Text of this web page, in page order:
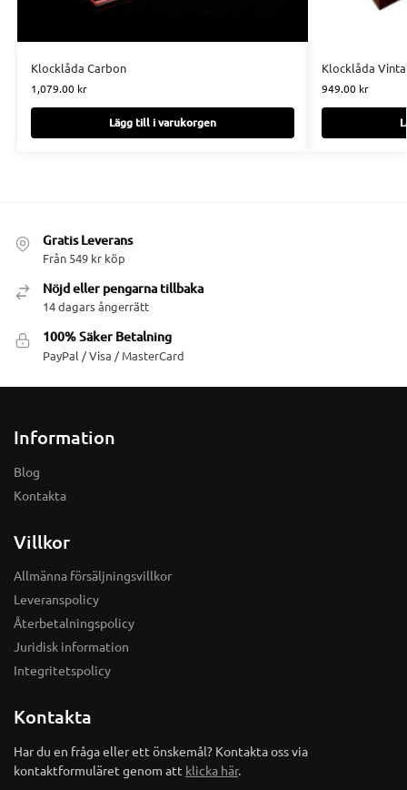
Klocklåda Carbon
1,079.00 kr
Lägg till i varukorgen
Klocklåda
949.00 kr
Gratis Leverans
Från 549 kr köp
Nöjd eller pengarna tillbaka
14 dagars ångerrätt
100% Säker Betalning
PayPal / Visa / MasterCard
Information
Blog
Kontakta
Villkor
Allmänna försäljningsvillkor
Leveranspolicy
Återbetalningspolicy
Juridisk information
Integritetspolicy
Kontakta
Har du en fråga eller ett önskemål? Kontakta oss via
kontaktformuläret genom att klicka här.